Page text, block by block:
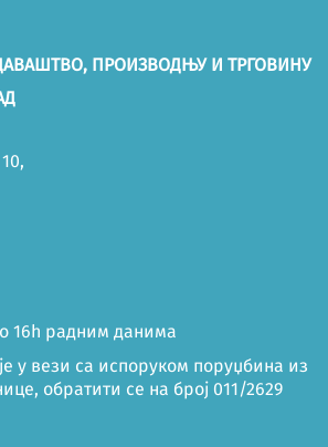
ПРОИЗВОДЊУ И ТРГОВИНУ
16h радним данима
у вези са испоруком поруџбина из
обратити се на број 011/2629